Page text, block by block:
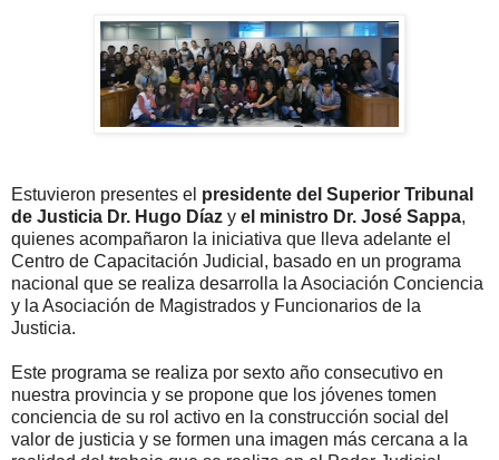
Estuvieron presentes el presidente del Superior Tribunal
de Justicia Dr. Hugo Díaz y el ministro Dr. José Sappa,
quienes acompañaron la iniciativa que lleva adelante el
Centro de Capacitación Judicial, basado en un programa
nacional que se realiza desarrolla la Asociación Conciencia
y la Asociación de Magistrados y Funcionarios de la
Justicia.
Este programa se realiza por sexto año consecutivo en
nuestra provincia y se propone que los jóvenes tomen
conciencia de su rol activo en la construcción social del
valor de justicia y se formen una imagen más cercana a la